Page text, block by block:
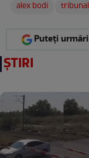
alex bodi
tribunal
Puteți
ȘTIRI